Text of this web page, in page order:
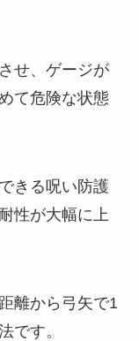
せ、ゲージが
て危険な状態
きる呪い防護
性が大幅に上
離から弓矢で1
です。